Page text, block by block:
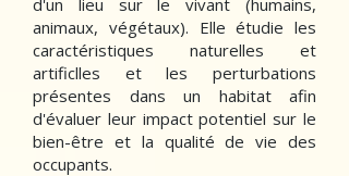
d'un lieu sur le vivant (humains,
animaux, végétaux). Elle étudie les
caractéristiques naturelles et
artificlles et les perturbations
présentes dans un habitat afin
d'évaluer leur impact potentiel sur le
bien-être et la qualité de vie des
occupants.